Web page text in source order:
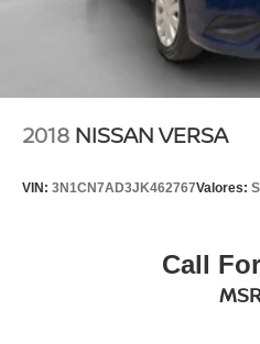
2018 NISSAN VERSA
VIN: 3N1CN7AD3JK462767Valores:
Call